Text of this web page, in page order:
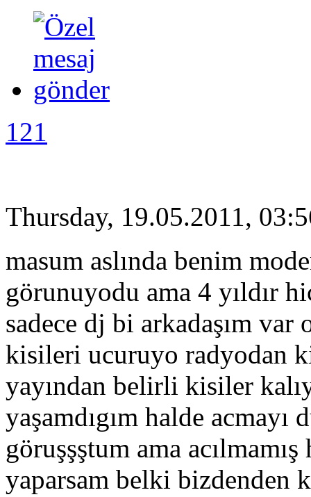
121
Thursday, 19.05.2011,
masum aslında benim
görunuyodu ama 4 yıldır
sadece dj bi arkadaşım var
kisileri ucuruyo radyodan
yayından belirli kisiler
yaşamdıgım halde
göruşşştum ama
yaparsam belki bizdenden